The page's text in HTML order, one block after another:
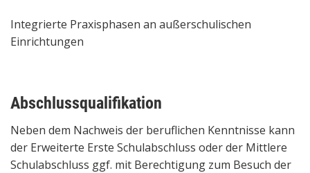
Integrierte Praxisphasen an außerschulischen
Einrichtungen
Abschlussqualifikation
Neben dem Nachweis der beruflichen Kenntnisse kann
der Erweiterte Erste Schulabschluss oder der Mittlere
Schulabschluss ggf. mit Berechtigung zum Besuch der